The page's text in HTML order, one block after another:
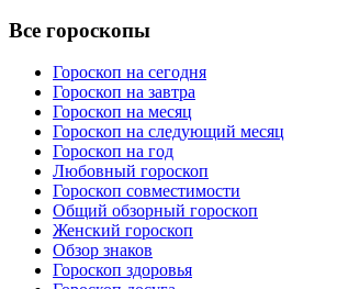
Все гороскопы
Гороскоп на сегодня
Гороскоп на завтра
Гороскоп на месяц
Гороскоп на следующий месяц
Гороскоп на год
Любовный гороскоп
Гороскоп совместимости
Общий обзорный гороскоп
Женский гороскоп
Обзор знаков
Гороскоп здоровья